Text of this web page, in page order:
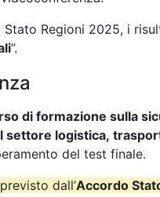
Stato Regioni 2025, i
”.
di formazione sulla
settore logistica,
del test finale.
dall’Accordo